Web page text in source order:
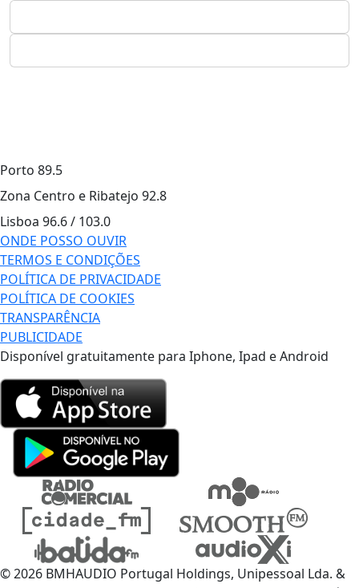
Porto 89.5
Zona Centro e Ribatejo 92.8
Lisboa 96.6 / 103.0
ONDE POSSO OUVIR
TERMOS E CONDIÇÕES
POLÍTICA DE PRIVACIDADE
POLÍTICA DE COOKIES
TRANSPARÊNCIA
PUBLICIDADE
Disponível gratuitamente para Iphone, Ipad e Android
© 2026 BMHAUDIO Portugal Holdings, Unipessoal Lda. &